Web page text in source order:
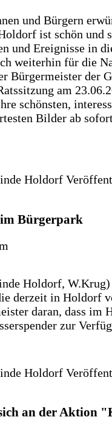
und Bürgern
ist schön und
und Ereignisse in
weiterhin für die
Bürgermeister der
am
schönsten,
Bilder ab
Holdorf
im Bürgerpark
Holdorf,
derzeit in Holdorf
daran, dass im
zur
Holdorf
an der Aktion